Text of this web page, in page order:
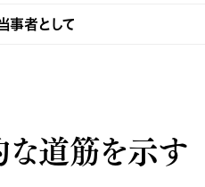
事者として
な道筋を示す